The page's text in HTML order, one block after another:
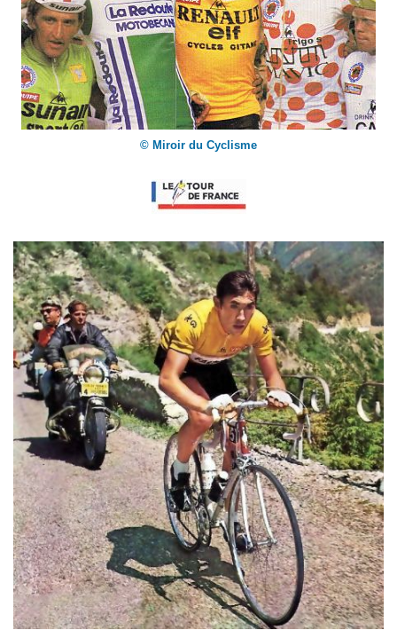
© Miroir du Cyclisme